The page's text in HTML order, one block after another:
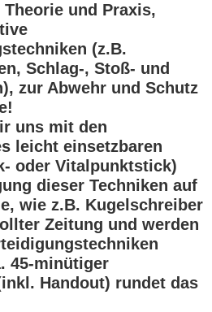
und Praxis,
(z.B.
Schlag-, Stoß- und
zur Abwehr und Schutz
uns mit den
leicht einsetzbaren
oder Vitalpunktstick)
dieser Techniken auf
wie z.B. Kugelschreiber
Zeitung und werden
45-minütiger
Handout) rundet das